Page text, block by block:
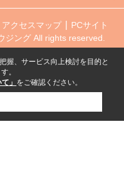
アクセスマップ
PCサイト
ジング All rights reserved.
握、サービス向上検討を目的と
。
」 をご確認ください。